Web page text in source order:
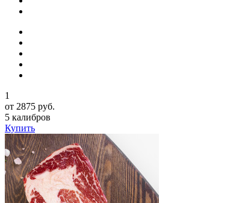
1
от 2875 руб.
5 калибров
Купить